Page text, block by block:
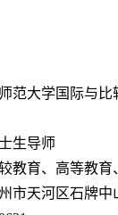
范大学国际与比
生导师
教育、高等教
市天河区石牌中